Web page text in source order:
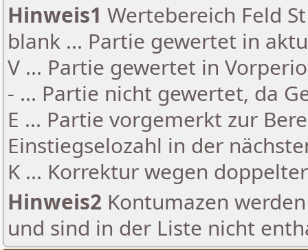
Hinweis1 Wertebereich Feld
blank ... Partie gewertet in
V ... Partie gewertet in
- ... Partie nicht gewertet, da
E ... Partie vorgemerkt zur
Einstiegselozahl in der
K ... Korrektur wegen
Hinweis2 Kontumazen
und sind in der Liste nicht